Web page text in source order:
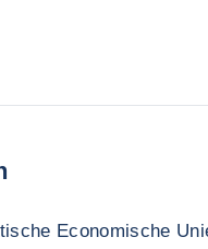
Economische